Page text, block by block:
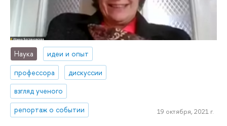
Наука
идеи и опыт
профессора
дискуссии
взгляд ученого
репортаж о событии
19 октября, 2021 г.